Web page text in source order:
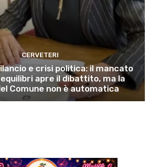
CERVETERI
e crisi politica: il mancato
apre il dibattito, ma la
Comune non è automatica